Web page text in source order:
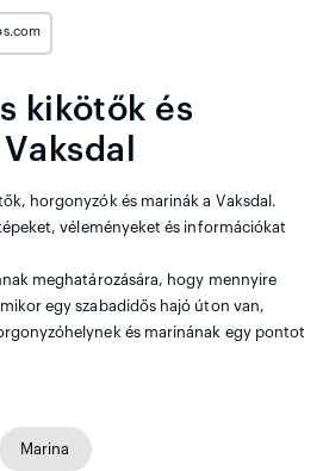
kikötők és
horgonyzók és marinák a Vaksdal.
véleményeket és információkat
meghatározására, hogy mennyire
egy szabadidős hajó úton van,
és marinának egy pontot
Marina